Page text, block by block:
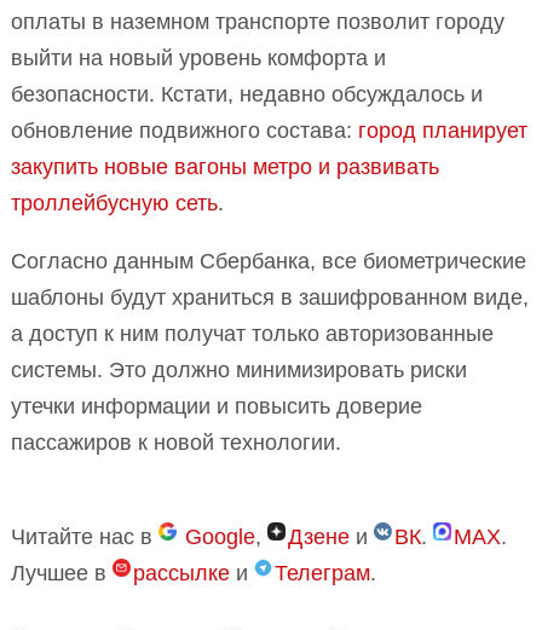
оплаты в наземном транспорте позволит городу
выйти на новый уровень комфорта и
безопасности. Кстати, недавно обсуждалось и
обновление подвижного состава: город планирует
закупить новые вагоны метро и развивать
троллейбусную сеть.
Согласно данным Сбербанка, все биометрические
шаблоны будут храниться в зашифрованном виде,
а доступ к ним получат только авторизованные
системы. Это должно минимизировать риски
утечки информации и повысить доверие
пассажиров к новой технологии.
Читайте нас в Google, Дзене и ВК. MAX.
Лучшее в
рассылке и Телеграм.